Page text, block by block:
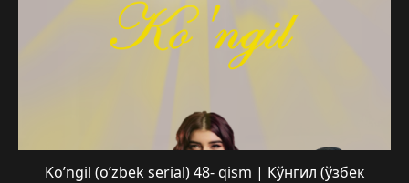
Ko’ngil (o’zbek serial) 48- qism | Кўнгил (ўзбек